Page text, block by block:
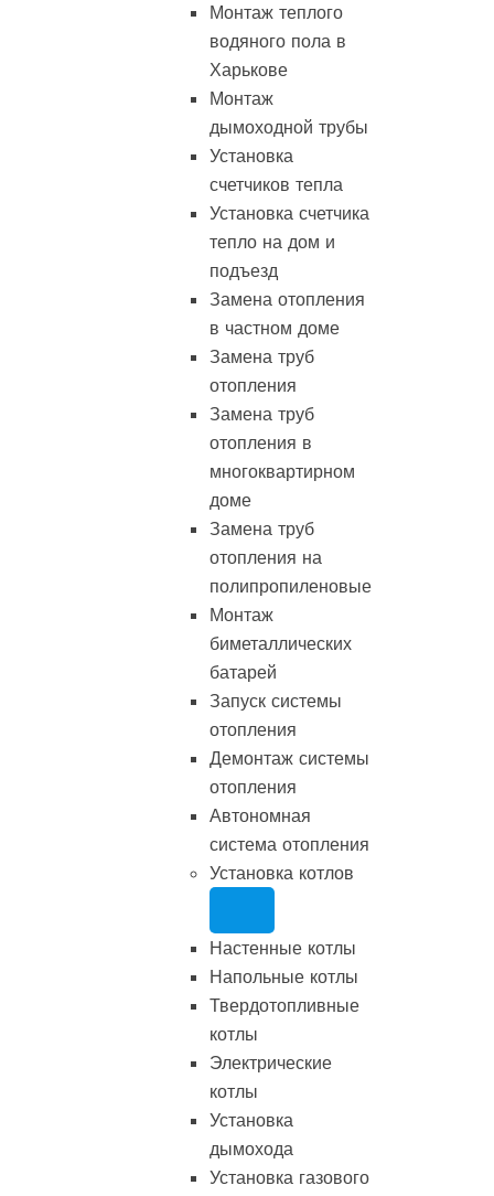
Монтаж теплого
водяного пола в
Харькове
Монтаж
дымоходной трубы
Установка
счетчиков тепла
Установка счетчика
тепло на дом и
подъезд
Замена отопления
в частном доме
Замена труб
отопления
Замена труб
отопления в
многоквартирном
доме
Замена труб
отопления на
полипропиленовые
Монтаж
биметаллических
батарей
Запуск системы
отопления
Демонтаж системы
отопления
Автономная
система отопления
Установка котлов
Настенные котлы
Напольные котлы
Твердотопливные
котлы
Электрические
котлы
Установка
дымохода
Установка газового